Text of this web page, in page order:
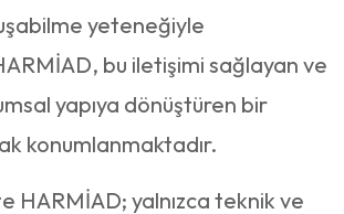
yeteneğiyle
bu iletişimi sağlayan ve
yapıya dönüştüren bir
konumlanmaktadır.
HARMİAD; yalnızca teknik ve